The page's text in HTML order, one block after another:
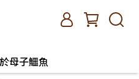
母子鱷魚